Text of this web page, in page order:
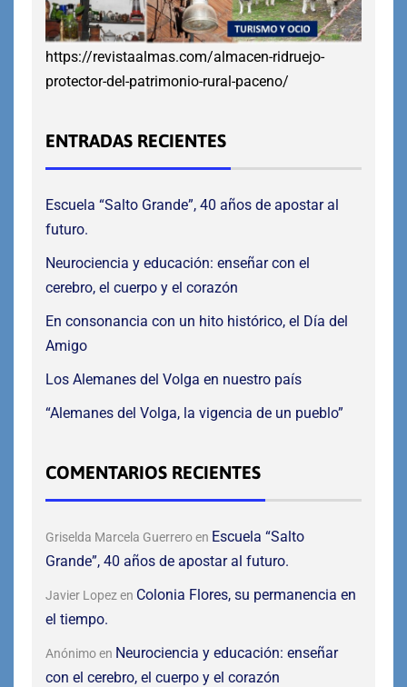
https://revistaalmas.com/almacen-ridruejo-
protector-del-patrimonio-rural-paceno/
ENTRADAS RECIENTES
Escuela “Salto Grande”, 40 años de apostar al
futuro.
Neurociencia y educación: enseñar con el
cerebro, el cuerpo y el corazón
En consonancia con un hito histórico, el Día del
Amigo
Los Alemanes del Volga en nuestro país
“Alemanes del Volga, la vigencia de un pueblo”
COMENTARIOS RECIENTES
Griselda Marcela Guerreroen Escuela “Salto
Grande”, 40 años de apostar al futuro.
Javier Lopezen Colonia Flores, su permanencia en
el tiempo.
Anónimoen Neurociencia y educación: enseñar
con el cerebro, el cuerpo y el corazón